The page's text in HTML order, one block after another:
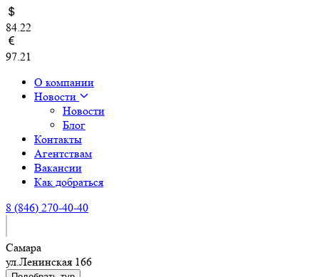
84.22
97.21
О компании
Новости
Новости
Блог
Контакты
Агентствам
Вакансии
Как добраться
8 (846) 270-40-40
Самара
ул.Ленинская 166